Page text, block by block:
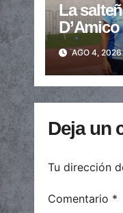
La
elAGO 4, 2026
Deja un
Tu dirección
Comentario *